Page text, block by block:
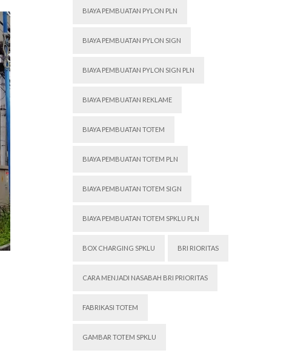
BIAYA PEMBUATAN PYLON PLN
BIAYA PEMBUATAN PYLON SIGN
BIAYA PEMBUATAN PYLON SIGN PLN
BIAYA PEMBUATAN REKLAME
BIAYA PEMBUATAN TOTEM
BIAYA PEMBUATAN TOTEM PLN
BIAYA PEMBUATAN TOTEM SIGN
BIAYA PEMBUATAN TOTEM SPKLU PLN
BOX CHARGING SPKLU BRI RIORITAS
CARA MENJADI NASABAH BRI PRIORITAS
FABRIKASI TOTEM
GAMBAR TOTEM SPKLU